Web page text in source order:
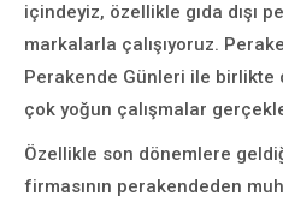
içindeyiz, özellikle gıda dışı
markalarla çalışıyoruz.
Perakende Günleri ile
çok yoğun çalışmalar
Özellikle son dönemlere
firmasının perakendeden